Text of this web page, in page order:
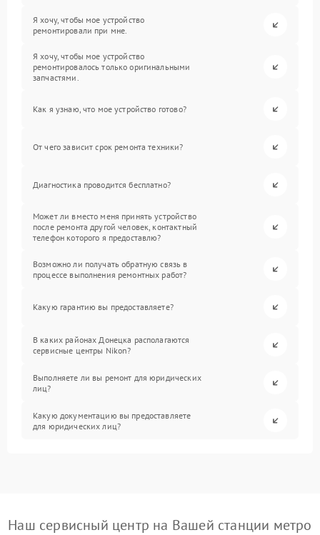
Я хочу, чтобы мое устройство
ремонтировали при мне.
Я хочу, чтобы мое устройство
ремонтировалось только оригинальными
запчастями.
Как я узнаю, что мое устройство готово?
От чего зависит срок ремонта техники?
Диагностика проводится бесплатно?
Может ли вместо меня принять устройство
после ремонта другой человек, контактный
телефон которого я предоставлю?
Возможно ли получать обратную связь в
процессе выполнения ремонтных работ?
Какую гарантию вы предоставляете?
В каких районах Донецка располагаются
сервисные центры Nikon?
Выполняете ли вы ремонт для юридических
лиц?
Какую документацию вы предоставляете
для юридических лиц?
Наш сервисный центр на Вашей станции метро